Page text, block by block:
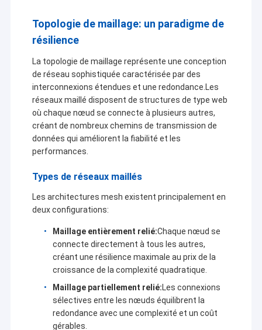
Produits
À propos de nous
Topologie de maillage: un paradigme de
résilience
La topologie de maillage représente une conception
de réseau sophistiquée caractérisée par des
interconnexions étendues et une redondance.Les
réseaux maillé disposent de structures de type web
où chaque nœud se connecte à plusieurs autres,
créant de nombreux chemins de transmission de
données qui améliorent la fiabilité et les
performances.
Types de réseaux maillés
Les architectures mesh existent principalement en
deux configurations:
Maillage entièrement relié:Chaque nœud se
connecte directement à tous les autres,
créant une résilience maximale au prix de la
croissance de la complexité quadratique.
Maillage partiellement relié:Les connexions
sélectives entre les nœuds équilibrent la
redondance avec une complexité et un coût
gérables.
Shenzhen Sinosun Technology Co., Ltd. s'est engagée
dans des services de transmission de données sans
fil à partir de 1996, tels que le développement de
produits, les applications et l'ingénierie réseau.